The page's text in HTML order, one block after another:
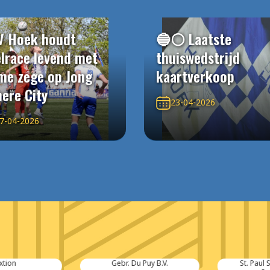
Hoek houdt
levend met
zege op Jong
City
04-2026
🔵⚪️ Laatste
thuiswedstrijd
kaartverkoop
23-04-2026
Gebr. Du Puy B.V.
St. Paul